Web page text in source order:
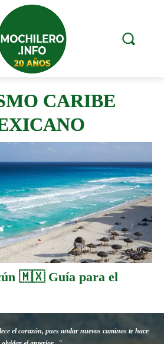
CARIBE
🇲🇽 Guía para el
el corazón, pues andar nuevos caminos te hace